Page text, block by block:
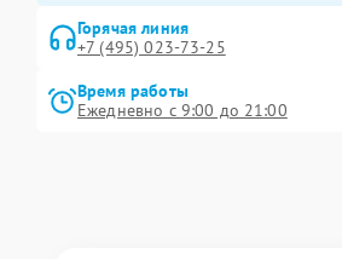
Горячая линия
+7 (495) 023-73-25
Время работы
Ежедневно с 9:00 до 21:00